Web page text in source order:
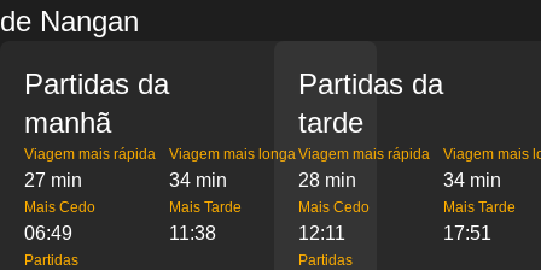
de Nangan
Partidas da
manhã
Viagem mais rápida
27 min
Viagem mais longa
34 min
Mais Cedo
06:49
Mais Tarde
11:38
Partidas
Partidas da
tarde
Viagem mais rápida
28 min
Viagem mais
34 min
Mais Cedo
12:11
Mais Tarde
17:51
Partidas